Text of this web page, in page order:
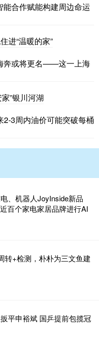
合作赋能构建周边命运
进“温暖的家”
奔或将更名——这一上海
”银川河湖
3周内油价可能突破每桶
、机器人JoyInside新品
百个家电家居品牌进行AI
转+检测，朴朴为三文鱼建
平申裕斌 国乒提前包揽冠